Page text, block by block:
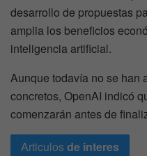
desarrollo de propuestas
amplia los beneficios
inteligencia artificial.
Aunque todavía no se han
concretos, OpenAI indicó
comenzarán antes de
Articulosde interes